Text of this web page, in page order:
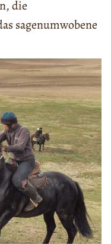
die
sagenumwobene